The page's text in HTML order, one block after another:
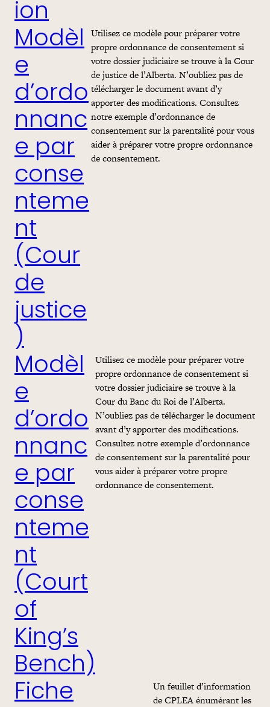
ion
Modèl
e
d’ordo
nnanc
e par
conse
nteme
nt
(Cour
de
justice
)
Utilisez ce modèle pour préparer votre
propre ordonnance de consentement si
votre dossier judiciaire se trouve à la Cour
de justice de l’Alberta. N’oubliez pas de
télécharger le document avant d’y
apporter des modifications. Consultez
notre exemple d’ordonnance de
consentement sur la parentalité pour vous
aider à préparer votre propre ordonnance
de consentement.
Modèl
e
d’ordo
nnanc
e par
conse
nteme
nt
(Court
of
King’s
Bench)
Utilisez ce modèle pour préparer votre
propre ordonnance de consentement si
votre dossier judiciaire se trouve à la
Cour du Banc du Roi de l’Alberta.
N’oubliez pas de télécharger le document
avant d’y apporter des modifications.
Consultez notre exemple d’ordonnance
de consentement sur la parentalité pour
vous aider à préparer votre propre
ordonnance de consentement.
Fiche
Un feuillet d’information
de CPLEA énumérant les